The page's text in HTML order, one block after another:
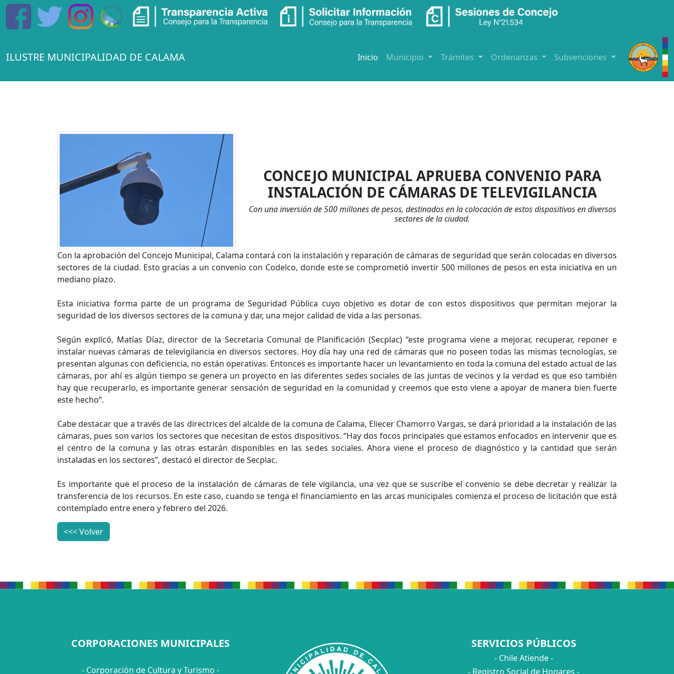
ILUSTRE MUNICIPALIDAD DE CALAMA Inicio Municipio Trámites Ordenanzas Subvenciones
CONCEJO MUNICIPAL APRUEBA CONVENIO PARA
INSTALACIÓN DE CÁMARAS DE TELEVIGILANCIA
Con una inversión de 500 millones de pesos, destinados en la colocación de estos dispositivos en diversos
sectores de la ciudad.
Con la aprobación del Concejo Municipal, Calama contará con la instalación y reparación de cámaras de seguridad que serán colocadas en diversos
sectores de la ciudad. Esto gracias a un convenio con Codelco, donde este se comprometió invertir 500 millones de pesos en esta iniciativa en un
mediano plazo.
Esta iniciativa forma parte de un programa de Seguridad Pública cuyo objetivo es dotar de con estos dispositivos que permitan mejorar la
seguridad de los diversos sectores de la comuna y dar, una mejor calidad de vida a las personas.
Según explicó, Matías Díaz, director de la Secretaria Comunal de Planificación (Secplac) “este programa viene a mejorar, recuperar, reponer e
instalar nuevas cámaras de televigilancia en diversos sectores. Hoy día hay una red de cámaras que no poseen todas las mismas tecnologías, se
presentan algunas con deficiencia, no están operativas. Entonces es importante hacer un levantamiento en toda la comuna del estado actual de las
cámaras, por ahí es algún tiempo se genera un proyecto en las diferentes sedes sociales de las juntas de vecinos y la verdad es que eso también
hay que recuperarlo, es importante generar sensación de seguridad en la comunidad y creemos que esto viene a apoyar de manera bien fuerte
este hecho”.
Cabe destacar que a través de las directrices del alcalde de la comuna de Calama, Eliecer Chamorro Vargas, se dará prioridad a la instalación de las
cámaras, pues son varios los sectores que necesitan de estos dispositivos. “Hay dos focos principales que estamos enfocados en intervenir que es
el centro de la comuna y las otras estarán disponibles en las sedes sociales. Ahora viene el proceso de diagnóstico y la cantidad que serán
instaladas en los sectores”, destacó el director de Secplac.
Es importante que el proceso de la instalación de cámaras de tele vigilancia, una vez que se suscribe el convenio se debe decretar y realizar la
transferencia de los recursos. En este caso, cuando se tenga el financiamiento en las arcas municipales comienza el proceso de licitación que está
contemplado entre enero y febrero del 2026.
<<< Volver
CORPORACIONES MUNICIPALES
- Corporación de Cultura y Turismo -
SERVICIOS PÚBLICOS
- Chile Atiende -
- Registro Social de Hogares -